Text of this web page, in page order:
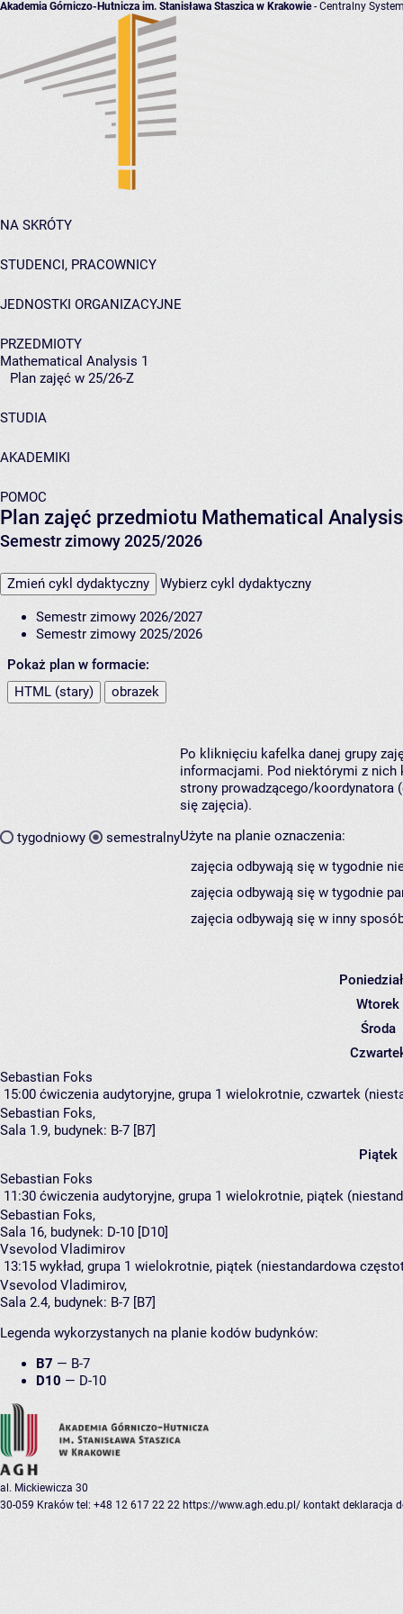
Akademia Górniczo-Hutnicza im. Stanisława Staszica w Krakowie- Centralny
NA SKRÓTY
STUDENCI, PRACOWNICY
JEDNOSTKI ORGANIZACYJNE
PRZEDMIOTY
Mathematical Analysis 1
Plan zajęć w 25/26-Z
STUDIA
AKADEMIKI
POMOC
Plan zajęć przedmiotu Mathematical
Semestr zimowy 2025/2026
Zmień cykl dydaktyczny Wybierz cykl dydaktyczny
Semestr zimowy 2026/2027
Semestr zimowy 2025/2026
Pokaż plan w formacie:
HTML (stary)
obrazek
tygodniowy semestralny
Po kliknięciu kafelka danej grupy
informacjami. Pod niektórymi z nich
strony prowadzącego/koordynatora
się zajęcia).
Użyte na planie oznaczenia:
zajęcia odbywają się w tygodnie
zajęcia odbywają się w tygodnie
zajęcia odbywają się w inny
Wtorek
Środa
Sebastian Foks
15:00 ćwiczenia audytoryjne, grupa 1 wielokrotnie, czwartek
Sebastian Foks,
Sala 1.9, budynek: B-7 [B7]
Piątek
Sebastian Foks
11:30 ćwiczenia audytoryjne, grupa 1 wielokrotnie, piątek
Sebastian Foks,
Sala 16, budynek: D-10 [D10]
Vsevolod Vladimirov
13:15 wykład, grupa 1 wielokrotnie, piątek (niestandardowa
Vsevolod Vladimirov,
Sala 2.4, budynek: B-7 [B7]
Legenda wykorzystanych na planie kodów budynków:
B7 — B-7
D10 — D-10
al. Mickiewicza 30
30-059 Kraków tel: +48 12 617 22 22 https://www.agh.edu.pl/ kontakt deklaracja